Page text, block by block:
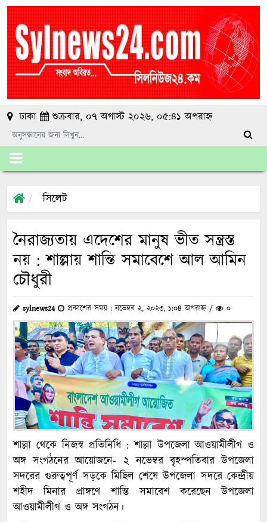
ঢাকা শুক্রবার, ০৭ অগাস্ট ২০২৬, ০৫:৪১ অপরাহ্ন
সিলেট
নৈরাজ্যতায় এদেশের মানুষ ভীত সন্ত্রস্ত
নয় : শাল্লায় শান্তি সমাবেশে আল আমিন
চৌধুরী
sylnews24 প্রকাশের সময় : নভেম্বর ২, ২০২৩, ১:০৪ অপরাহ্ন / ০
শাল্লা থেকে নিজস্ব প্রতিনিধি : শাল্লা উপজেলা আওয়ামীলীগ ও
অঙ্গ সংগঠনের আয়োজনে- ২ নভেম্বর বৃহস্পতিবার উপজেলা
সদরের গুরুত্বপূর্ণ সড়কে মিছিল শেষে উপজেলা সদরে কেন্দ্রীয়
শহীদ মিনার প্রাঙ্গণে শান্তি সমাবেশ করেছেন উপজেলা
আওয়ামীলীগ ও অঙ্গ সংগঠন।